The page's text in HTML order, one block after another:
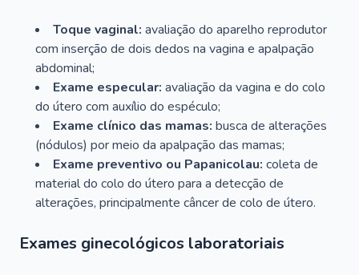
Toque vaginal: avaliação do aparelho reprodutor
com inserção de dois dedos na vagina e apalpação
abdominal;
Exame especular: avaliação da vagina e do colo
do útero com auxílio do espéculo;
Exame clínico das mamas: busca de alterações
(nódulos) por meio da apalpação das mamas;
Exame preventivo ou Papanicolau: coleta de
material do colo do útero para a detecção de
alterações, principalmente câncer de colo de útero.
Exames ginecológicos laboratoriais